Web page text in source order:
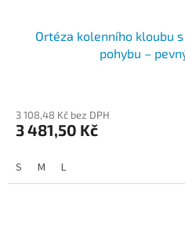
Ortéza kolenního kloubu
pohybu –
3 108,48 Kč bez DPH
3 481,50 Kč
S M L